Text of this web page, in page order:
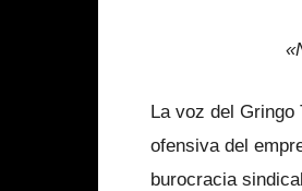
La voz del Gringo
ofensiva del
burocracia